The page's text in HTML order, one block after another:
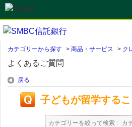
カテゴリーから探す > 商品・サービス > ク
よくあるご質問
戻る
子どもが留学する
カテゴリーを絞って検索 : カ